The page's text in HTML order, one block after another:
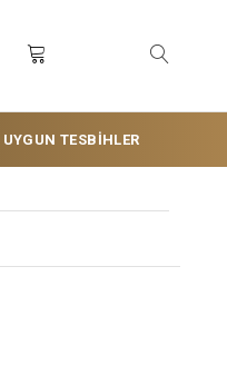
UYGUN TESBİHLER